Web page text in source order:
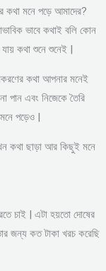
কথা মনে পড়ে আমাদের?
ভাবে কথাই বলি কোন
কথা শুনে শুনেই |
কথা আপনার মনেই
পান এবং নিজেকে তৈরি
পড়েও |
কথা ছাড়া আর কিছুই মনে
চাই | এটা হয়তো দোষের
জন্য কত টাকা খরচ করেছি